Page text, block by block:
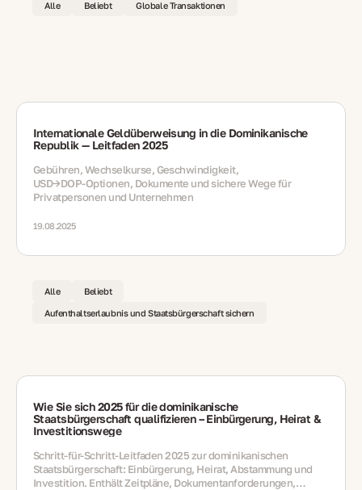
Alle Beliebt Globale Transaktionen
Internationale Geldüberweisung in die Dominikanische
Republik — Leitfaden 2025
Gebühren, Wechselkurse, Geschwindigkeit,
USD→DOP‑Optionen, Dokumente und sichere Wege für
Privatpersonen und Unternehmen
19.08.2025
Alle Beliebt
Aufenthaltserlaubnis und Staatsbürgerschaft sichern
Wie Sie sich 2025 für die dominikanische
Staatsbürgerschaft qualifizieren – Einbürgerung, Heirat &
Investitionswege
Schritt-für-Schritt-Leitfaden 2025 zur dominikanischen
Staatsbürgerschaft: Einbürgerung, Heirat, Abstammung und
Investition. Enthält Zeitpläne, Dokumentanforderungen,